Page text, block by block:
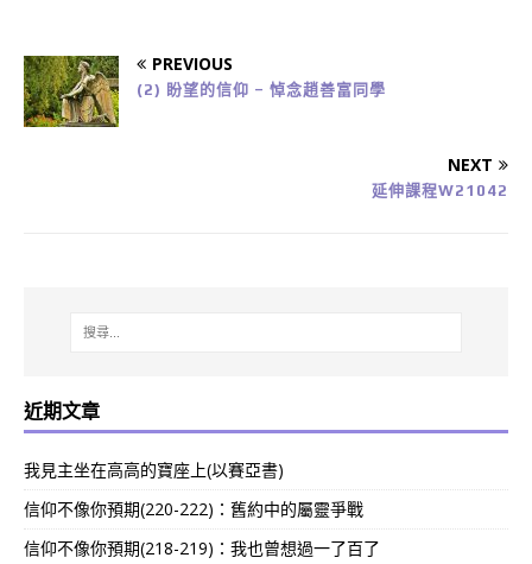
PREVIOUS
(2) 盼望的信仰 – 悼念趙善富同學
NEXT
延伸課程W21042
近期文章
我見主坐在高高的寶座上(以賽亞書)
信仰不像你預期(220-222)：舊約中的屬靈爭戰
信仰不像你預期(218-219)：我也曾想過一了百了